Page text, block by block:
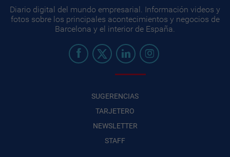
Diario digital del mundo empresarial. Información videos y
fotos sobre los principales acontecimientos y negocios de
Barcelona y el interior de España.
SUGERENCIAS
TARJETERO
NEWSLETTER
STAFF